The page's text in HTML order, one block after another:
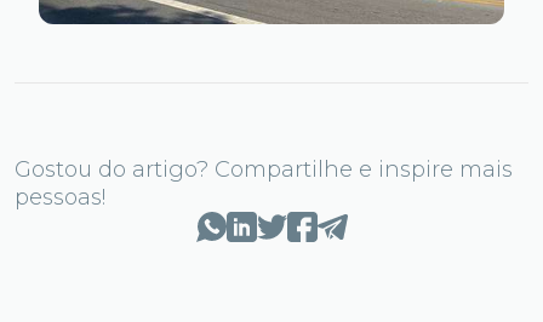
Gostou do artigo? Compartilhe e inspire mais
pessoas!